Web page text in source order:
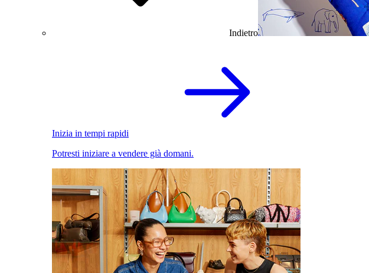
Indietro
Inizia in tempi rapidi
Potresti iniziare a vendere già domani.